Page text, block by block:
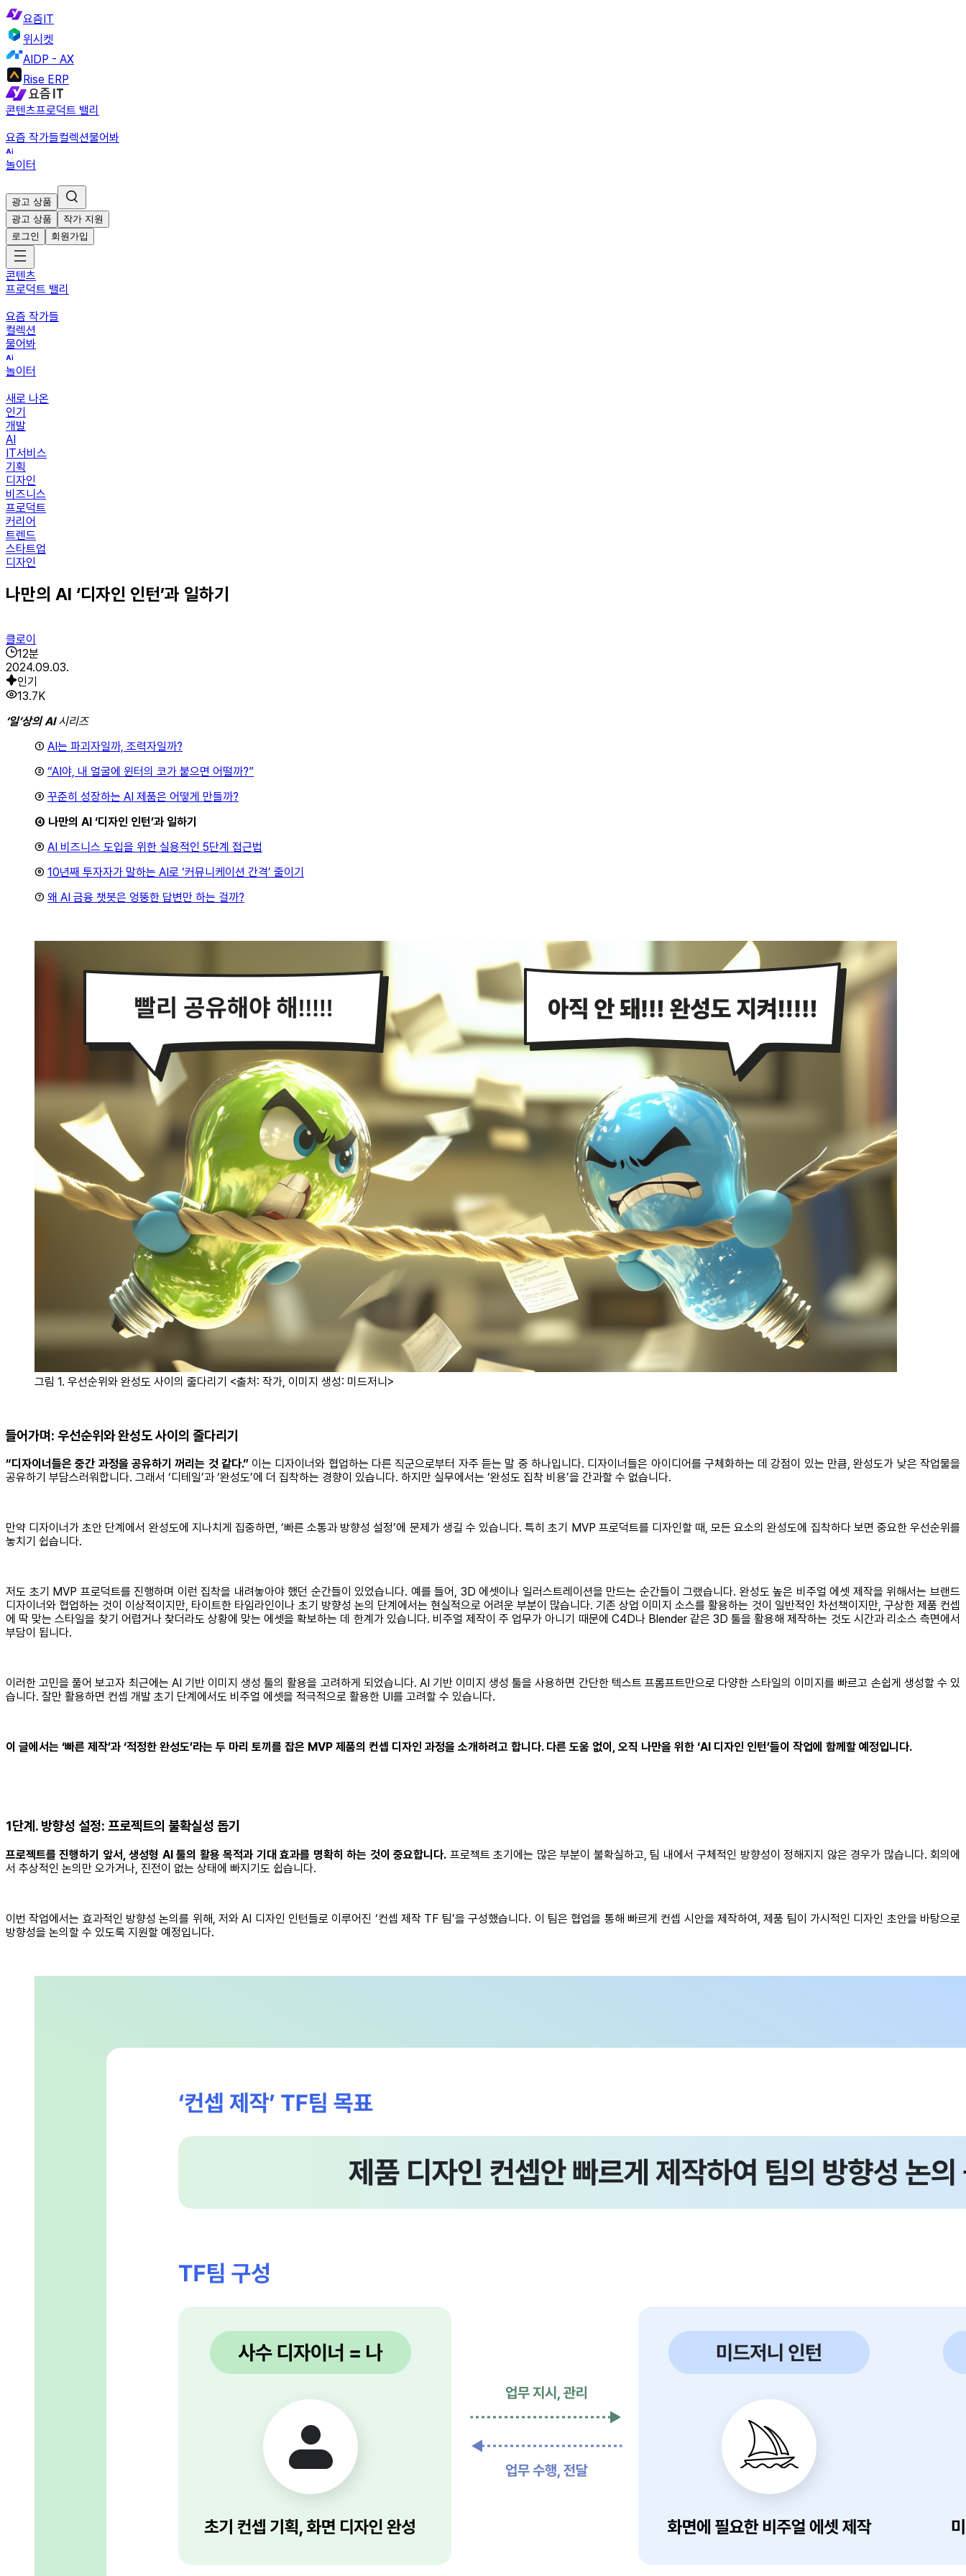
요즘IT
위시켓
AIDP - AX
Rise ERP
콘텐츠프로덕트 밸리
요즘 작가들컬렉션물어봐
놀이터
광고 상품
광고 상품
작가 지원
로그인
회원가입
콘텐츠
프로덕트 밸리
요즘 작가들
컬렉션
물어봐
놀이터
새로 나온
인기
개발
AI
IT서비스
기획
디자인
비즈니스
프로덕트
커리어
트렌드
스타트업
디자인
나만의 AI ‘디자인 인턴’과 일하기
클로이
12분
2024.09.03.
인기
13.7K
‘일’상의 AI시리즈
① AI는 파괴자일까, 조력자일까?
② “AI야, 내 얼굴에 윈터의 코가 붙으면 어떨까?”
③ 꾸준히 성장하는 AI 제품은 어떻게 만들까?
④ 나만의 AI ‘디자인 인턴’과 일하기
⑤ AI 비즈니스 도입을 위한 실용적인 5단계 접근법
⑥ 10년째 투자자가 말하는 AI로 ‘커뮤니케이션 간격’ 줄이기
⑦ 왜 AI 금융 챗봇은 엉뚱한 답변만 하는 걸까?
그림 1. 우선순위와 완성도 사이의 줄다리기 <출처: 작가, 이미지 생성: 미드저니>
들어가며: 우선순위와 완성도 사이의 줄다리기
“디자이너들은 중간 과정을 공유하기 꺼리는 것 같다.”이는 디자이너와 협업하는 다른 직군으로부터 자주 듣는 말 중 하나입니다. 디자이너들은 아이디어를 구체화하는 데 강점이 있는 만큼, 완성도가 낮은 작업물을
공유하기 부담스러워합니다. 그래서 ‘디테일’과 ‘완성도’에 더 집착하는 경향이 있습니다. 하지만 실무에서는 ‘완성도 집착 비용’을 간과할 수 없습니다.
만약 디자이너가 초안 단계에서 완성도에 지나치게 집중하면, ‘빠른 소통과 방향성 설정’에 문제가 생길 수 있습니다. 특히 초기 MVP 프로덕트를 디자인할 때, 모든 요소의 완성도에 집착하다 보면 중요한 우선순위를
놓치기 쉽습니다.
저도 초기 MVP 프로덕트를 진행하며 이런 집착을 내려놓아야 했던 순간들이 있었습니다. 예를 들어, 3D 에셋이나 일러스트레이션을 만드는 순간들이 그랬습니다. 완성도 높은 비주얼 에셋 제작을 위해서는 브랜드
디자이너와 협업하는 것이 이상적이지만, 타이트한 타임라인이나 초기 방향성 논의 단계에서는 현실적으로 어려운 부분이 많습니다. 기존 상업 이미지 소스를 활용하는 것이 일반적인 차선책이지만, 구상한 제품 컨셉
에 딱 맞는 스타일을 찾기 어렵거나 찾더라도 상황에 맞는 에셋을 확보하는 데 한계가 있습니다. 비주얼 제작이 주 업무가 아니기 때문에 C4D나 Blender 같은 3D 툴을 활용해 제작하는 것도 시간과 리소스 측면에서
부담이 됩니다.
이러한 고민을 풀어 보고자 최근에는 AI 기반 이미지 생성 툴의 활용을 고려하게 되었습니다. AI 기반 이미지 생성 툴을 사용하면 간단한 텍스트 프롬프트만으로 다양한 스타일의 이미지를 빠르고 손쉽게 생성할 수 있
습니다. 잘만 활용하면 컨셉 개발 초기 단계에서도 비주얼 에셋을 적극적으로 활용한 UI를 고려할 수 있습니다.
이 글에서는 ‘빠른 제작’과 ‘적정한 완성도’라는 두 마리 토끼를 잡은 MVP 제품의 컨셉 디자인 과정을 소개하려고 합니다. 다른 도움 없이, 오직 나만을 위한 ‘AI 디자인 인턴’들이 작업에 함께할 예정입니다.
1단계. 방향성 설정: 프로젝트의 불확실성 돕기
프로젝트를 진행하기 앞서, 생성형 AI 툴의 활용 목적과 기대 효과를 명확히 하는 것이 중요합니다. 프로젝트 초기에는 많은 부분이 불확실하고, 팀 내에서 구체적인 방향성이 정해지지 않은 경우가 많습니다. 회의에
서 추상적인 논의만 오가거나, 진전이 없는 상태에 빠지기도 쉽습니다.
이번 작업에서는 효과적인 방향성 논의를 위해, 저와 AI 디자인 인턴들로 이루어진 ‘컨셉 제작 TF 팀’을 구성했습니다. 이 팀은 협업을 통해 빠르게 컨셉 시안을 제작하여, 제품 팀이 가시적인 디자인 초안을 바탕으로
방향성을 논의할 수 있도록 지원할 예정입니다.